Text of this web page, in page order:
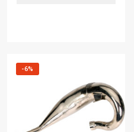
-6%